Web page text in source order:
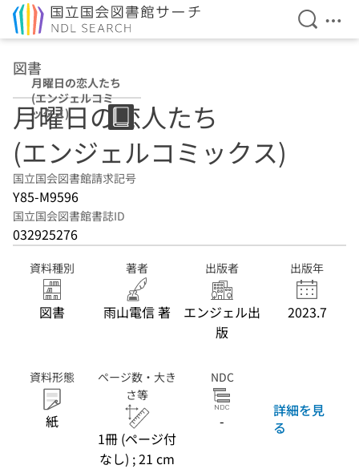
検索を
メ
図書
月曜日の恋人たち
(エンジェルコミ
ックス)
月曜日の恋人たち
(エンジェルコミックス)
国立国会図書館請求記号
Y85-M9596
国立国会図書館書誌ID
032925276
資料種別
図書
著者
雨山電信 著
出版者
エンジェル出
版
出版年
2023.7
資料形態
紙
ページ数・大き
さ等
1冊 (ページ付
なし) ; 21 cm
NDC
-
詳細を見
る